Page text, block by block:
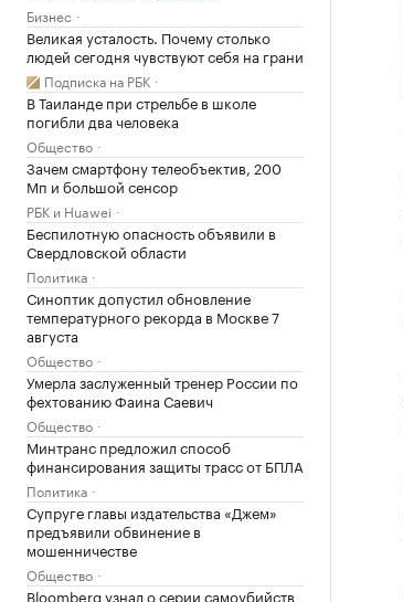
Бизнес
Великая усталость. Почему столько
людей сегодня чувствуют себя на грани
Подписка на РБК
В Таиланде при стрельбе в школе
погибли два человека
Общество
Зачем смартфону телеобъектив, 200
Мп и большой сенсор
РБК и Huawei
Беспилотную опасность объявили в
Свердловской области
Политика
Синоптик допустил обновление
температурного рекорда в Москве 7
августа
Общество
Умерла заслуженный тренер России по
фехтованию Фаина Саевич
Общество
Минтранс предложил способ
финансирования защиты трасс от БПЛА
Политика
Супруге главы издательства «Джем»
предъявили обвинение в
мошенничестве
Общество
Bloomberg узнал о серии самоубийств